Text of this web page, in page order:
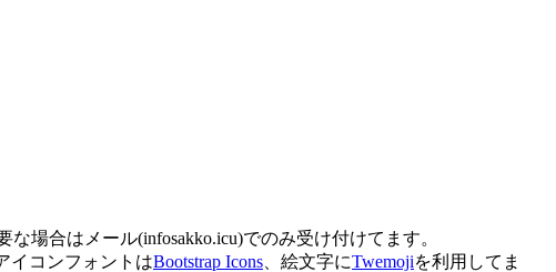
な場合はメール(infosakko.icu)でのみ受け付けてます。
イコンフォントはBootstrap Icons 、絵文字にTwemojiを利用してま